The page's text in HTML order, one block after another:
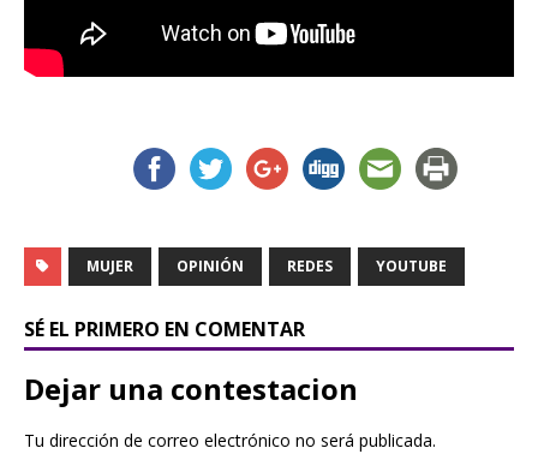
MUJER OPINIÓN REDES YOUTUBE
SÉ EL PRIMERO EN COMENTAR
Dejar una contestacion
Tu dirección de correo electrónico no será publicada.